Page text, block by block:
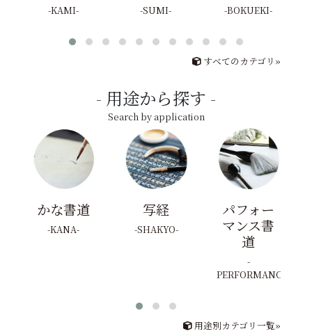
KAMI SUMI BOKUEKI
すべてのカテゴリ»
用途から探す
Search by application
かな書道
KANA
写経
SHAKYO
パフォー
マンス書
道
PERFORMANCE
用途別カテゴリ一覧»